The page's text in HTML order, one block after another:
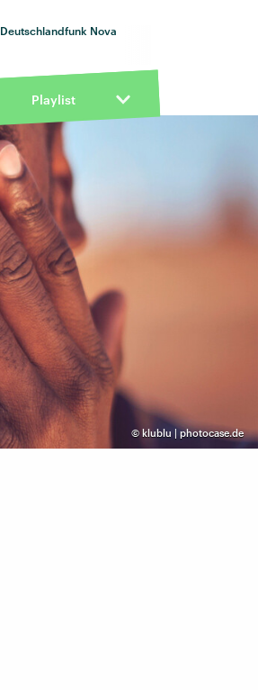
Deutschlandfunk Nova
Playlist
© klublu | photocase.de